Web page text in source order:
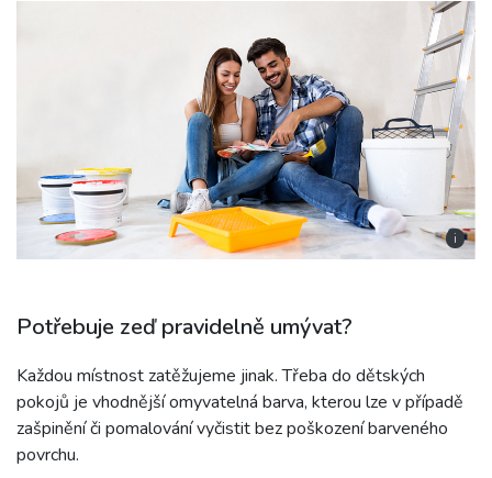
i
Potřebuje zeď pravidelně umývat?
Každou místnost zatěžujeme jinak. Třeba do dětských
pokojů je vhodnější omyvatelná barva, kterou lze v případě
zašpinění či pomalování vyčistit bez poškození barveného
povrchu.